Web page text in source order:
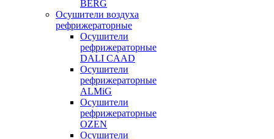
BERG
Осушители воздуха
рефрижераторные
Осушители
рефрижераторные
DALI CAAD
Осушители
рефрижераторные
ALMiG
Осушители
рефрижераторные
OZEN
Осушители